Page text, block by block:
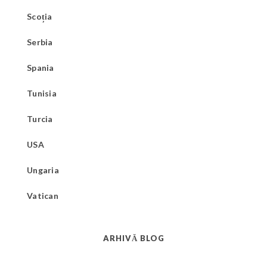
Scoția
Serbia
Spania
Tunisia
Turcia
USA
Ungaria
Vatican
ARHIVĂ BLOG